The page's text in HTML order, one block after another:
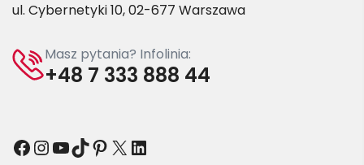
ul. Cybernetyki 10, 02-677 Warszawa
Masz pytania? Infolinia:
+48 7 333 888 44
Facebook
Instagram
YouTube
TikTok
Pinterest
X LinkedIn